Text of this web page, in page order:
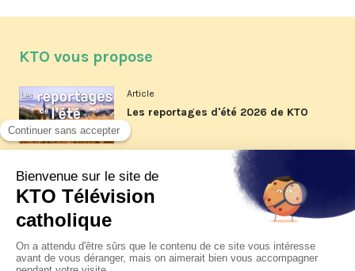
KTO vous propose
Article
Les reportages d'été 2026 de KTO
La visite pastorale du pape Léon
XIV à Assise à suivre sur KTO le
jeudi 6 août
Article
Le pape en Uruguay, Argentine et